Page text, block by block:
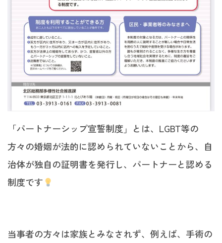
「パートナーシップ宣誓制度」とは、LGBT等の
方々の婚姻が法的に認められていないことから、自
治体が独自の証明書を発行し、パートナーと認める
制度です
当事者の方々は家族とみなされず、例えば、手術の